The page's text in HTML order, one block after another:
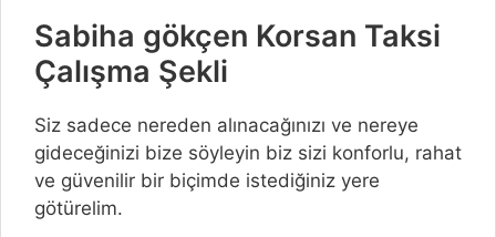
Sabiha gökçen Korsan Taksi
Çalışma Şekli
Siz sadece nereden alınacağınızı ve nereye
gideceğinizi bize söyleyin biz sizi konforlu, rahat
ve güvenilir bir biçimde istediğiniz yere
götürelim.